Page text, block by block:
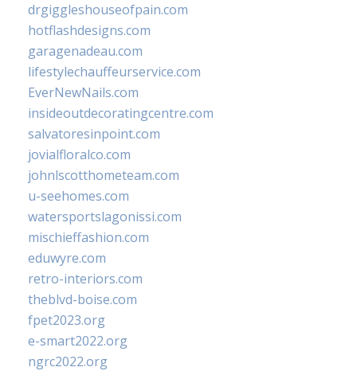
drgiggleshouseofpain.com
hotflashdesigns.com
garagenadeau.com
lifestylechauffeurservice.com
EverNewNails.com
insideoutdecoratingcentre.com
salvatoresinpoint.com
jovialfloralco.com
johnlscotthometeam.com
u-seehomes.com
watersportslagonissi.com
mischieffashion.com
eduwyre.com
retro-interiors.com
theblvd-boise.com
fpet2023.org
e-smart2022.org
ngrc2022.org